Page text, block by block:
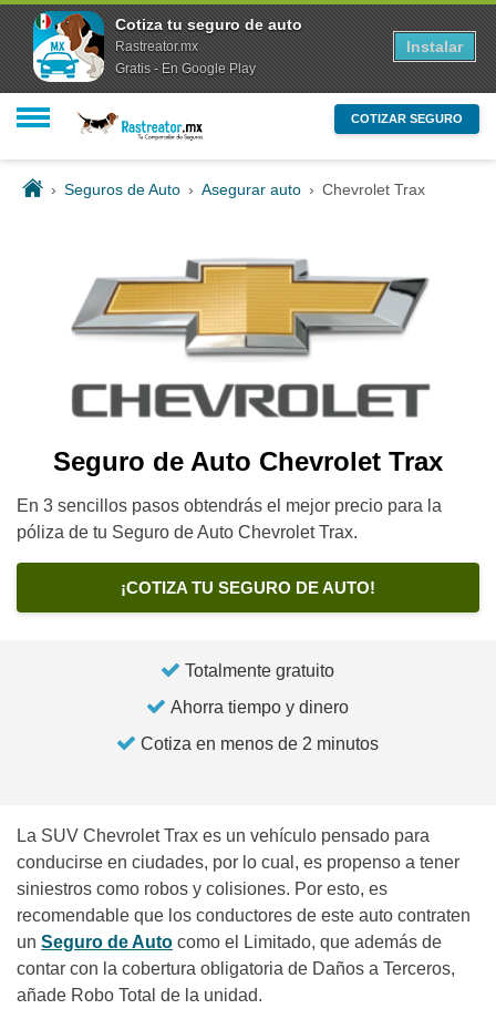
COTIZAR SEGURO
› Seguros de Auto › Asegurar auto › Chevrolet Trax
Seguro de Auto Chevrolet Trax
En 3 sencillos pasos obtendrás el mejor precio para la
póliza de tu Seguro de Auto Chevrolet Trax.
¡COTIZA TU SEGURO DE AUTO!
Totalmente gratuito
Ahorra tiempo y dinero
Cotiza en menos de 2 minutos
La SUV Chevrolet Trax es un vehículo pensado para
conducirse en ciudades, por lo cual, es propenso a tener
siniestros como robos y colisiones. Por esto, es
recomendable que los conductores de este auto contraten
un Seguro de Auto como el Limitado, que además de
contar con la cobertura obligatoria de Daños a Terceros,
añade Robo Total de la unidad.
Cotiza tu seguro de auto
Rastreator.mx
Gratis - En Google Play
Instalar